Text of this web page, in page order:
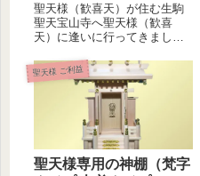
聖天様（歓喜天）が住む生駒
聖天宝山寺へ聖天様（歓喜
天）に逢いに行ってきまし
天）は生駒聖天...
聖天様 ご利益
聖天様専用の神棚（梵字